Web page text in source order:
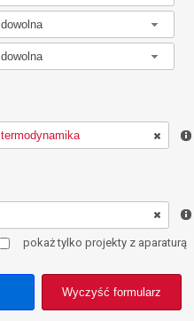
dowolna
dowolna
pokaż tylko projekty z aparaturą
Wyczyść formularz